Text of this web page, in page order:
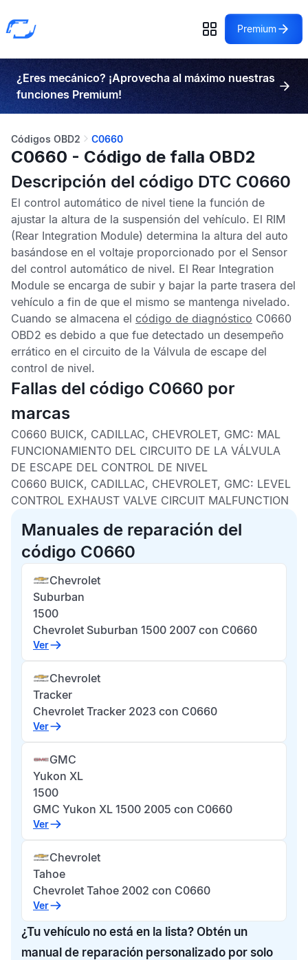
Premium
¿Eres mecánico? ¡Aprovecha al máximo nuestras
funciones Premium!
Códigos OBD2 C0660
C0660 - Código de falla OBD2
Descripción del código DTC C0660
El control automático de nivel tiene la función de
ajustar la altura de la suspensión del vehículo. El RIM
(Rear Integration Module) determina la altura del auto
basándose en el voltaje proporcionado por el Sensor
del control automático de nivel. El Rear Integration
Module se encarga de subir y bajar la parte trasera del
vehículo a fin de que el mismo se mantenga nivelado.
Cuando se almacena el código de diagnóstico C0660
OBD2 es debido a que fue detectado un desempeño
errático en el circuito de la Válvula de escape del
control de nivel.
Fallas del código C0660 por
marcas
C0660 BUICK, CADILLAC, CHEVROLET, GMC: MAL
FUNCIONAMIENTO DEL CIRCUITO DE LA VÁLVULA
DE ESCAPE DEL CONTROL DE NIVEL
C0660 BUICK, CADILLAC, CHEVROLET, GMC: LEVEL
CONTROL EXHAUST VALVE CIRCUIT MALFUNCTION
Manuales de reparación del
código C0660
Chevrolet
Suburban
1500
Chevrolet Suburban 1500 2007 con C0660
Ver
Chevrolet
Tracker
Chevrolet Tracker 2023 con C0660
Ver
GMC
Yukon XL
1500
GMC Yukon XL 1500 2005 con C0660
Ver
Chevrolet
Tahoe
Chevrolet Tahoe 2002 con C0660
Ver
¿Tu vehículo no está en la lista? Obtén un
manual de reparación personalizado por solo